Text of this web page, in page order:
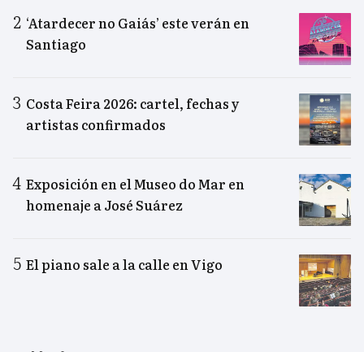
‘Atardecer no Gaiás’ este verán en
Santiago
Costa Feira 2026: cartel, fechas y
artistas confirmados
Exposición en el Museo do Mar en
homenaje a José Suárez
El piano sale a la calle en Vigo